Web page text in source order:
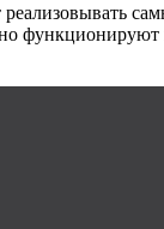
функционируют